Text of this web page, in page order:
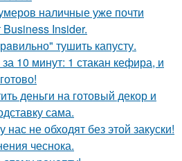
наличные уже почти
Insider.
тушить капусту.
10 минут: 1 стакан кефира, и
деньги на готовый декор и
сама.
не обходят без этой закуски!
чеснока.